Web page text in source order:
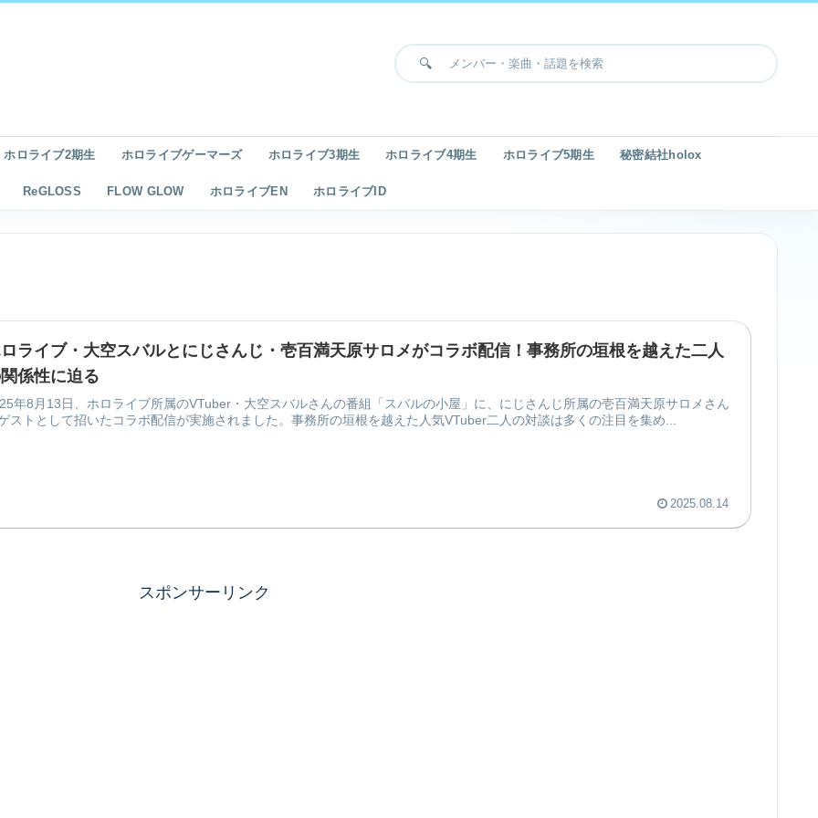
ホロライブ2期生 ホロライブゲーマーズ ホロライブ3期生 ホロライブ4期生 ホロライブ5期生 秘密結社holox
ReGLOSS FLOW GLOW ホロライブEN ホロライブID
ライブ・大空スバルとにじさんじ・壱百満天原サロメがコラボ配信！事務所の垣根を越えた二人
係性に迫る
年8月13日、ホロライブ所属のVTuber・大空スバルさんの番組「スバルの小屋」に、にじさんじ所属の壱百満天原サロメさん
ストとして招いたコラボ配信が実施されました。事務所の垣根を越えた人気VTuber二人の対談は多くの注目を集め...
2025.08.14
スポンサーリンク